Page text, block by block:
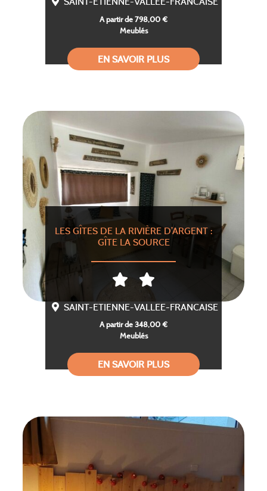
A partir de 798,00 €
Meublés
EN SAVOIR PLUS
LES GÎTES DE LA RIVIÈRE D’ARGENT :
GÎTE LA SOURCE
SAINT-ETIENNE-VALLEE-FRANCAISE
A partir de 348,00 €
Meublés
EN SAVOIR PLUS